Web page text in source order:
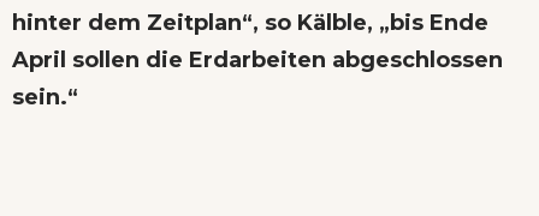
hinter dem Zeitplan“, so Kälble, „bis Ende
April sollen die Erdarbeiten abgeschlossen
sein.“